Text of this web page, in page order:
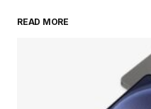
Your Name
READ MORE